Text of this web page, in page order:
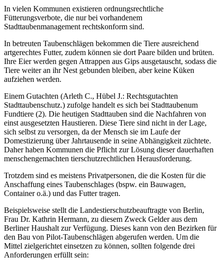
In vielen Kommunen existieren ordnungsrechtliche
Fütterungsverbote, die nur bei vorhandenem
Stadttaubenmanagement rechtskonform sind.
In betreuten Taubenschlägen bekommen die Tiere ausreichend
artgerechtes Futter, zudem können sie dort Paare bilden und brüten.
Ihre Eier werden gegen Attrappen aus Gips ausgetauscht, sodass die
Tiere weiter an ihr Nest gebunden bleiben, aber keine Küken
aufziehen werden.
Einem Gutachten (Arleth C., Hübel J.: Rechtsgutachten
Stadttaubenschutz.) zufolge handelt es sich bei Stadttaubenum
Fundtiere (2). Die heutigen Stadttauben sind die Nachfahren von
einst ausgesetzten Haustieren. Diese Tiere sind nicht in der Lage,
sich selbst zu versorgen, da der Mensch sie im Laufe der
Domestizierung über Jahrtausende in seine Abhängigkeit züchtete.
Daher haben Kommunen die Pflicht zur Lösung dieser dauerhaften
menschengemachten tierschutzrechtlichen Herausforderung.
Trotzdem sind es meistens Privatpersonen, die die Kosten für die
Anschaffung eines Taubenschlages (bspw. ein Bauwagen,
Container o.ä.) und das Futter tragen.
Beispielsweise stellt die Landestierschutzbeauftragte von Berlin,
Frau Dr. Kathrin Hermann, zu diesem Zweck Gelder aus dem
Berliner Haushalt zur Verfügung. Dieses kann von den Bezirken für
den Bau von Pilot-Taubenschlägen abgerufen werden. Um die
Mittel zielgerichtet einsetzen zu können, sollten folgende drei
Anforderungen erfüllt sein: